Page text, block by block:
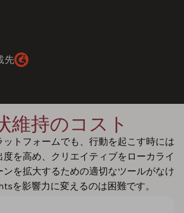
先
維持のコスト
トフォームでも、行動を起こす時には
を高め、クリエイティブをローカライ
ンを拡大するための適切なツールがなけ
を影響力に変えるのは困難です。